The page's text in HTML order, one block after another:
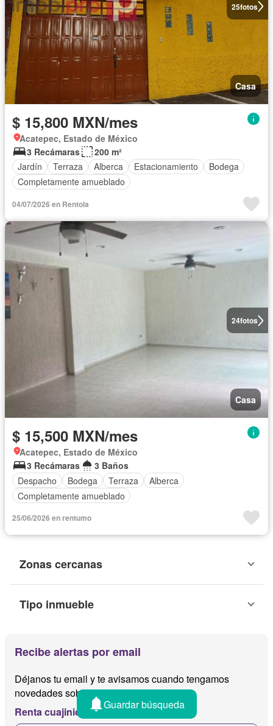
25fotos
Casa
$ 15,800 MXN/mes
Acatepec, Estado de México
3 Recámaras
200 m²
Jardín
Terraza Alberca Estacionamiento
Bodega
Completamente amueblado
04/07/2026 en Rentola
24fotos
Casa
$ 15,500 MXN/mes
Acatepec, Estado de México
3 Recámaras
3 Baños
Despacho
Bodega Terraza
Alberca
Completamente amueblado
25/06/2026 en rentumo
Zonas cercanas
Tipo inmueble
Recibe alertas por email
Déjanos tu email y te avisamos cuando tengamos
novedades sobre
Renta cuajinicuilapa
Guardar búsqueda